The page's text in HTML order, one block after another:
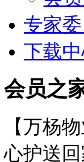
专家
下载
会员之
【万杨
心护送